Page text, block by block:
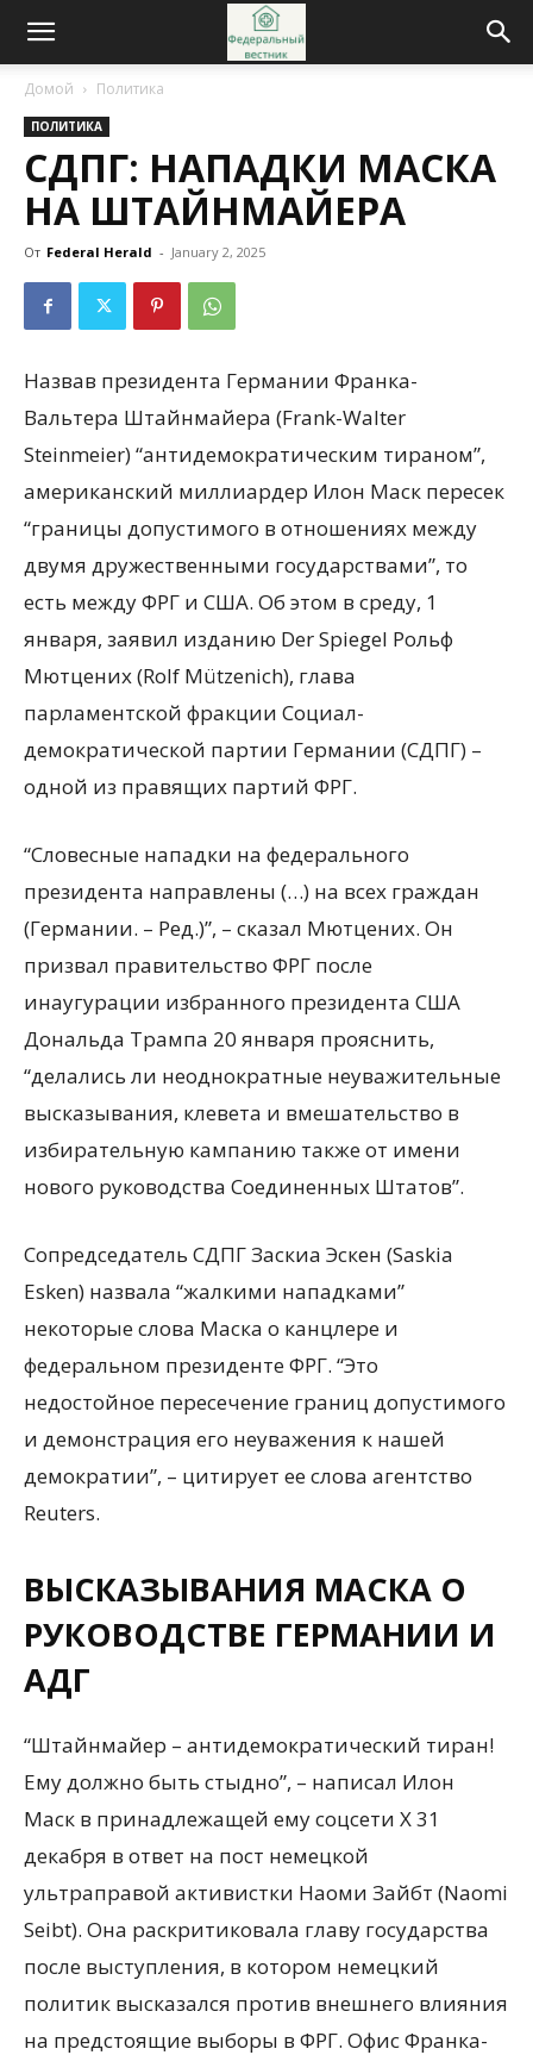
Домой Политика
ПОЛИТИКА
СДПГ: НАПАДКИ МАСКА
НА ШТАЙНМАЙЕРА
От Federal Herald - January 2, 2025
Назвав президента Германии Франка-
Вальтера Штайнмайера (Frank-Walter
Steinmeier) “антидемократическим тираном”,
американский миллиардер Илон Маск пересек
“границы допустимого в отношениях между
двумя дружественными государствами”, то
есть между ФРГ и США. Об этом в среду, 1
января, заявил изданию Der Spiegel Рольф
Мютцених (Rolf Mützenich), глава
парламентской фракции Социал-
демократической партии Германии (СДПГ) –
одной из правящих партий ФРГ.
“Словесные нападки на федерального
президента направлены (…) на всех граждан
(Германии. – Ред.)”, – сказал Мютцених. Он
призвал правительство ФРГ после
инаугурации избранного президента США
Дональда Трампа 20 января прояснить,
“делались ли неоднократные неуважительные
высказывания, клевета и вмешательство в
избирательную кампанию также от имени
нового руководства Соединенных Штатов”.
Сопредседатель СДПГ Заскиа Эскен (Saskia
Esken) назвала “жалкими нападками”
некоторые слова Маска о канцлере и
федеральном президенте ФРГ. “Это
недостойное пересечение границ допустимого
и демонстрация его неуважения к нашей
демократии”, – цитирует ее слова агентство
Reuters.
ВЫСКАЗЫВАНИЯ МАСКА О
РУКОВОДСТВЕ ГЕРМАНИИ И
АДГ
“Штайнмайер – антидемократический тиран!
Ему должно быть стыдно”, – написал Илон
Маск в принадлежащей ему соцсети X 31
декабря в ответ на пост немецкой
ультраправой активистки Наоми Зайбт (Naomi
Seibt). Она раскритиковала главу государства
после выступления, в котором немецкий
политик высказался против внешнего влияния
на предстоящие выборы в ФРГ. Офис Франка-